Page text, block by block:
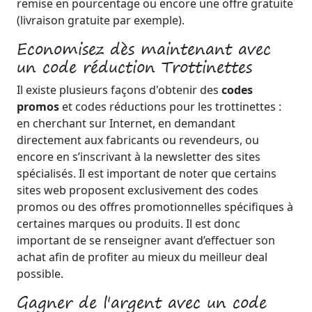
remise en pourcentage ou encore une offre gratuite
(livraison gratuite par exemple).
Economisez dès maintenant avec
un code réduction Trottinettes
Il existe plusieurs façons d'obtenir des codes
promos et codes réductions pour les trottinettes :
en cherchant sur Internet, en demandant
directement aux fabricants ou revendeurs, ou
encore en s’inscrivant à la newsletter des sites
spécialisés. Il est important de noter que certains
sites web proposent exclusivement des codes
promos ou des offres promotionnelles spécifiques à
certaines marques ou produits. Il est donc
important de se renseigner avant d’effectuer son
achat afin de profiter au mieux du meilleur deal
possible.
Gagner de l'argent avec un code